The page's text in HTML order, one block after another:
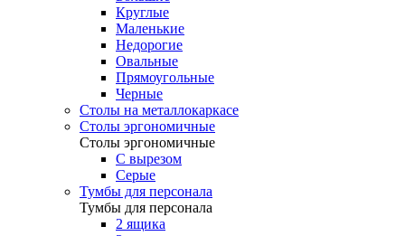
Круглые
Маленькие
Недорогие
Овальные
Прямоугольные
Черные
Столы на металлокаркасе
Столы эргономичные
Столы эргономичные
С вырезом
Серые
Тумбы для персонала
Тумбы для персонала
2 ящика